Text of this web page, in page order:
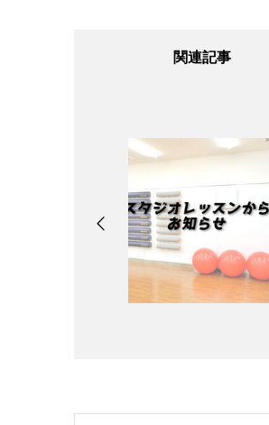
関連記事